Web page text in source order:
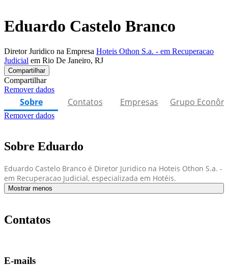
Eduardo Castelo Branco
Diretor Juridico na Empresa Hoteis Othon S.a. - em Recuperacao
Judicial em Rio De Janeiro, RJ
Compartilhar
Compartilhar
Remover dados
Sobre Contatos Empresas Grupo
Remover dados
Sobre Eduardo
Eduardo Castelo Branco é Diretor Juridico na Hoteis Othon S.a. -
em Recuperacao Judicial, especializada em Hotéis.
Mostrar menos
Contatos
E-mails